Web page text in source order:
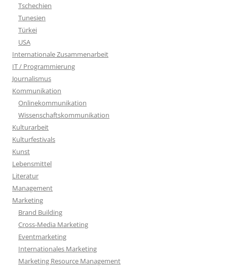
Tschechien
Tunesien
Türkei
USA
Internationale Zusammenarbeit
IT / Programmierung
Journalismus
Kommunikation
Onlinekommunikation
Wissenschaftskommunikation
Kulturarbeit
Kulturfestivals
Kunst
Lebensmittel
Literatur
Management
Marketing
Brand Building
Cross-Media Marketing
Eventmarketing
Internationales Marketing
Marketing Resource Management